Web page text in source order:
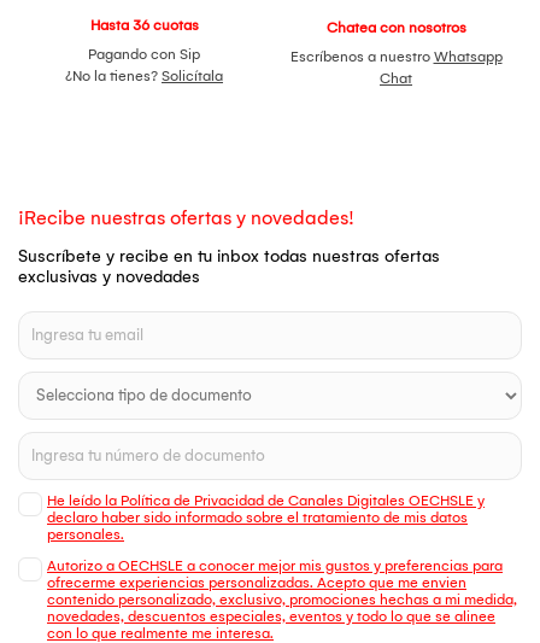
Hasta 36 cuotas
Pagando con Sip
¿No la tienes? Solicítala
Chatea con nosotros
Escríbenos a nuestro Whatsapp
Chat
¡Recibe nuestras ofertas y novedades!
Suscríbete y recibe en tu inbox todas nuestras ofertas
exclusivas y novedades
He leído la Política de Privacidad de Canales Digitales OECHSLE y
declaro haber sido informado sobre el tratamiento de mis datos
personales.
Autorizo a OECHSLE a conocer mejor mis gustos y preferencias para
ofrecerme experiencias personalizadas. Acepto que me envien
contenido personalizado, exclusivo, promociones hechas a mi medida,
novedades, descuentos especiales, eventos y todo lo que se alinee
con lo que realmente me interesa.